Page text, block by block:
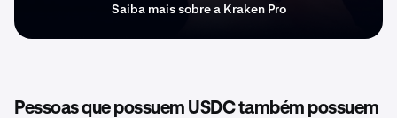
Saiba mais sobre a Kraken Pro
Pessoas que possuem USDC também possuem